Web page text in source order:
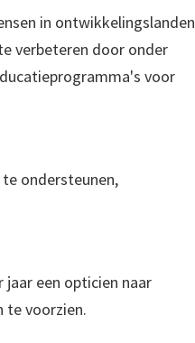
in ontwikkelingslanden
verbeteren door onder
voor
ondersteunen,
een opticien naar
te voorzien.